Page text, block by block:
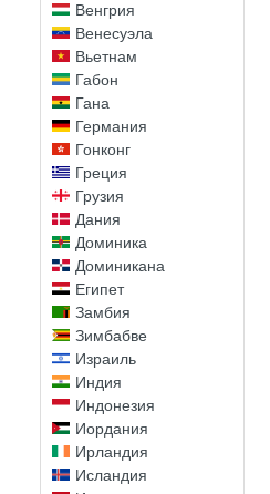
Венгрия
Венесуэла
Вьетнам
Габон
Гана
Германия
Гонконг
Греция
Грузия
Дания
Доминика
Доминикана
Египет
Замбия
Зимбабве
Израиль
Индия
Индонезия
Иордания
Ирландия
Исландия